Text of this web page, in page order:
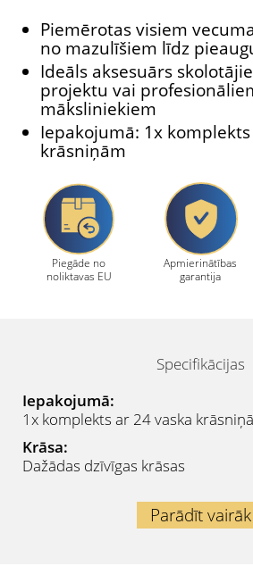
Piemērotas visiem
no mazulīšiem līdz
Ideāls aksesuārs
projektu vai
māksliniekiem
Iepakojumā: 1x
krāsniņām
Piegāde no
noliktavas EU
Apmierinātības
garantija
Specifikācijas
Iepakojumā:
1x komplekts ar 24 vaska
Krāsa:
Dažādas dzīvīgas krāsas
Parādīt vairāk